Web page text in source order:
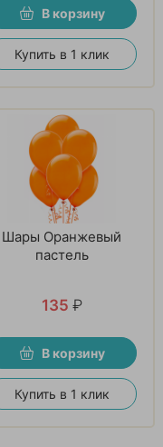
В корзину
Купить в 1 клик
Шары Оранжевый
пастель
135 ₽
В корзину
Купить в 1 клик